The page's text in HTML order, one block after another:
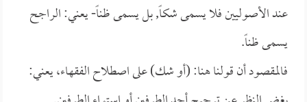
عند الأصوليين فلا يسمى شكاً, بل يسمى ظناً- يعني: الراجح
يسمى ظناً.
فالمقصود أن قولنا هنا: (أو شك) على اصطلاح الفقهاء، يعني: